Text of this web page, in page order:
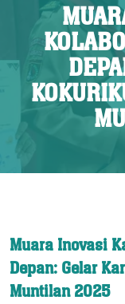
Muara Inovasi
Depan: Gelar
Muntilan 2025